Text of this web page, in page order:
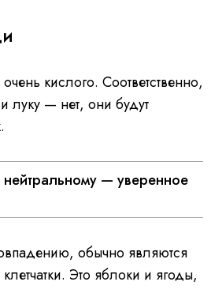
кислого. Соответственно,
луку — нет, они будут
— уверенное
обычно являются
Это яблоки и ягоды,